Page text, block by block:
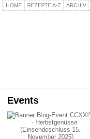
HOME REZEPTE A-Z ARCHIV
Events